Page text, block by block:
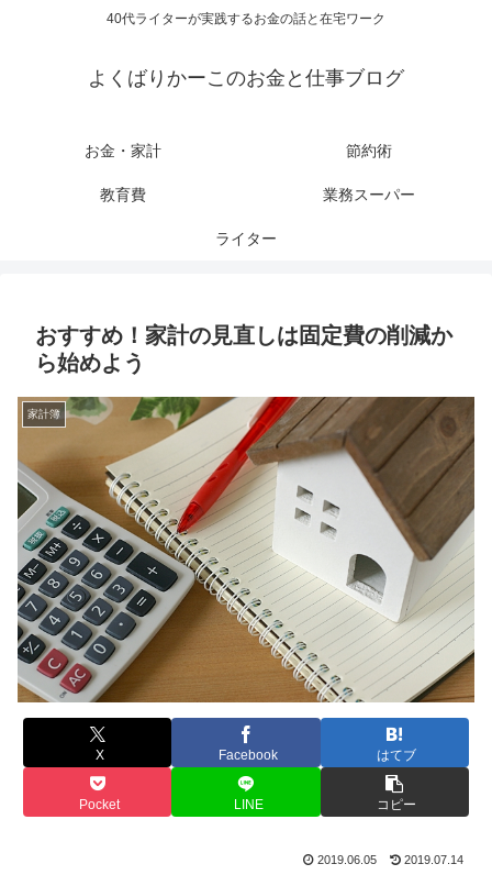
40代ライターが実践するお金の話と在宅ワーク
よくばりかーこのお金と仕事ブログ
お金・家計 節約術
教育費 業務スーパー
ライター
おすすめ！家計の見直しは固定費の削減か
ら始めよう
家計簿
X Facebook はてブ
Pocket LINE コピー
2019.06.05 2019.07.14